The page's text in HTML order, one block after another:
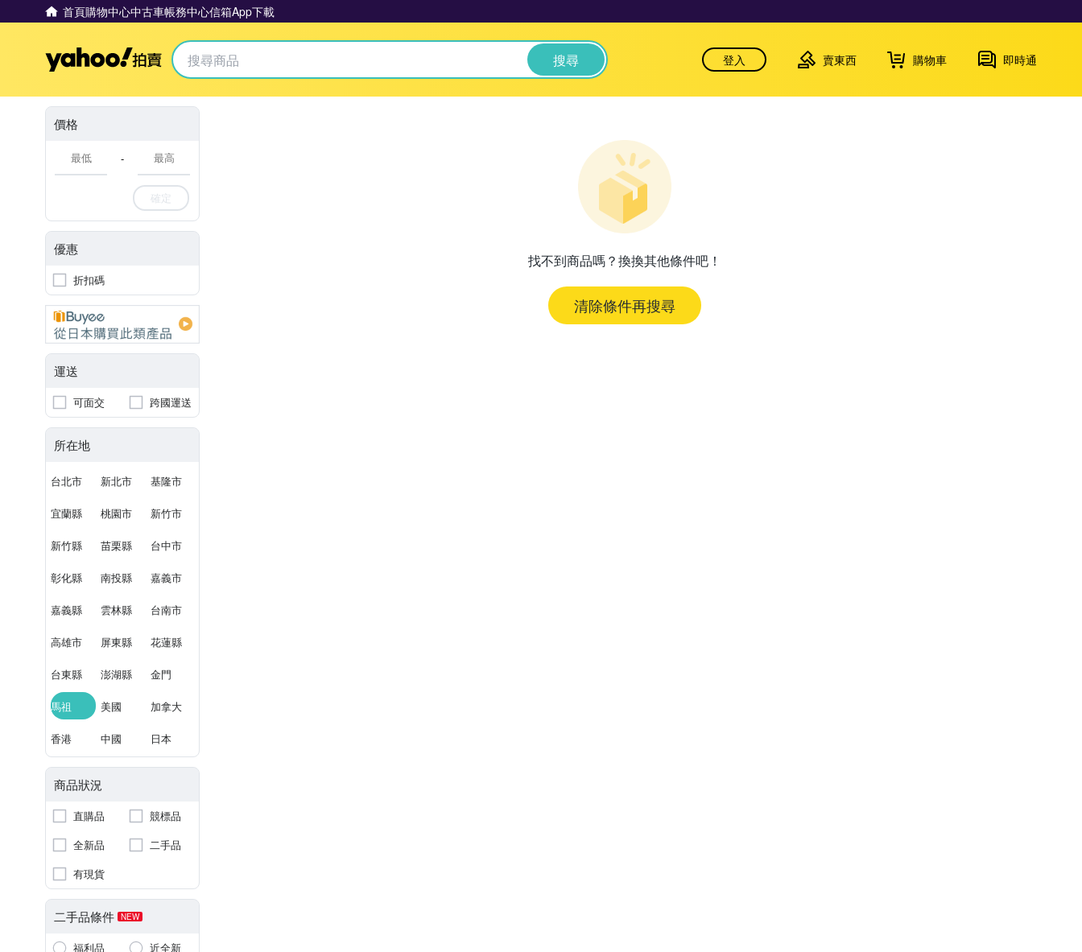
首頁購物中心中古車帳務中心信箱App下載
Yahoo拍賣 搜尋 登入 賣東西 購物車 即時通
價格
-
確定
優惠
折扣碼
運送
可面交 跨國運送
所在地
台北市 新北市 基隆市
宜蘭縣 桃園市 新竹市
新竹縣 苗栗縣 台中市
彰化縣 南投縣 嘉義市
嘉義縣 雲林縣 台南市
高雄市 屏東縣 花蓮縣
台東縣 澎湖縣 金門
馬祖 美國 加拿大
香港 中國 日本
商品狀況
直購品
競標品
全新品
二手品
有現貨
二手品條件 NEW
福利品
近全新
找不到商品嗎？換換其他條件吧！
清除條件再搜尋